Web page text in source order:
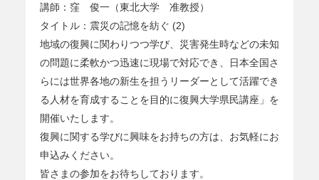
講師：窪 俊一（東北大学 准教授）
タイトル：震災の記憶を紡ぐ (2)
地域の復興に関わりつつ学び、災害発生時などの未知
の問題に柔軟かつ迅速に現場で対応でき、日本全国さ
らには世界各地の新生を担うリーダーとして活躍でき
る人材を育成することを目的に復興大学県民講座」を
開催いたします。
復興に関する学びに興味をお持ちの方は、お気軽にお
申込みください。
皆さまの参加をお待ちしております。